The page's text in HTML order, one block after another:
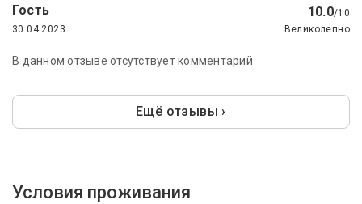
Гость 10.0/10
30.04.2023 ·
Великолепно
В данном отзыве отсутствует комментарий
Ещё отзывы ›
Условия проживания